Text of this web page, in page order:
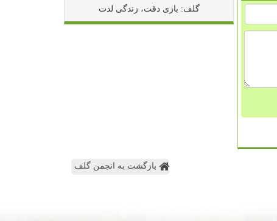
گلف: بازی دقت، زندگی لذت
بازگشت به انجمن گلف